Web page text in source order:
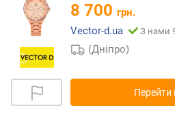
8 700 грн.
Vector-d.ua
З нами
(Дніпро)
Перейти